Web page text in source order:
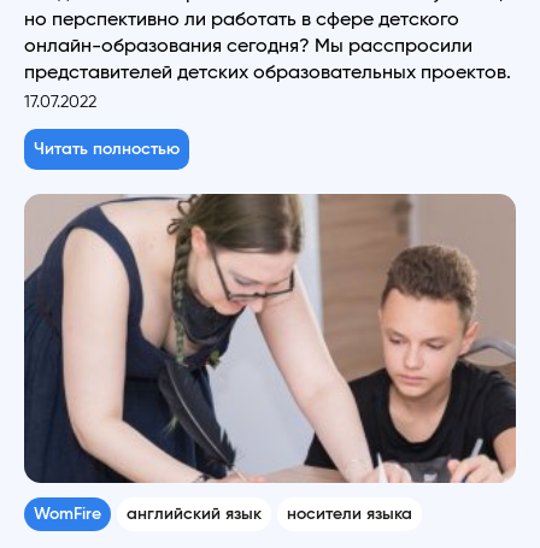
но перспективно ли работать в сфере детского
онлайн-образования сегодня? Мы расспросили
представителей детских образовательных проектов.
17.07.2022
Читать полностью
WomFire английский язык носители языка